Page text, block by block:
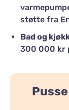
støtte fra
Bad og
300 000 kr